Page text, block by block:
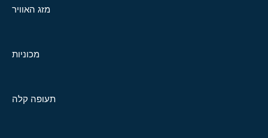
מזג האוויר
מכוניות
תעופה קלה